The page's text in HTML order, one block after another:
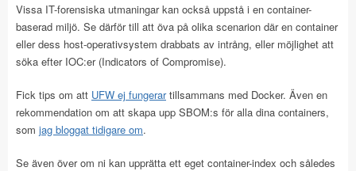
Vissa IT-forensiska utmaningar kan också uppstå i en container-
baserad miljö. Se därför till att öva på olika scenarion där en container
eller dess host-operativsystem drabbats av intrång, eller möjlighet att
söka efter IOC:er (Indicators of Compromise).
Fick tips om att UFW ej fungerartillsammans med Docker. Även en
rekommendation om att skapa upp SBOM:s för alla dina containers,
som jag bloggat tidigare om.
Se även över om ni kan upprätta ett eget container-index och således